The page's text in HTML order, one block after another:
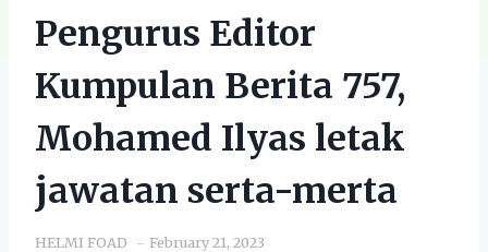
Pengurus Editor
Kumpulan Berita 757,
Mohamed Ilyas letak
jawatan serta-merta
HELMI FOAD February 21, 2023